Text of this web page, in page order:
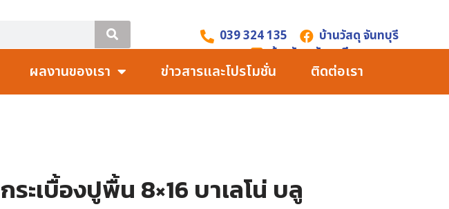
039 324 135
บ้านวัสดุ จันทบุรี
บ้านวัสดุ จันทบุรี
ผลงานของเรา ข่าวสารและโปรโมชั่น ติดต่อเรา
กระเบื้องปูพื้น 8×16 บาเลโน่ บลู